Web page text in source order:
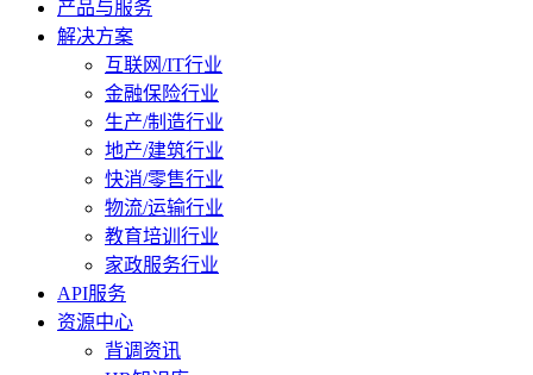
产品与服务
解决方案
互联网/IT行业
金融保险行业
生产/制造行业
地产/建筑行业
快消/零售行业
物流/运输行业
教育培训行业
家政服务行业
API服务
资源中心
背调资讯